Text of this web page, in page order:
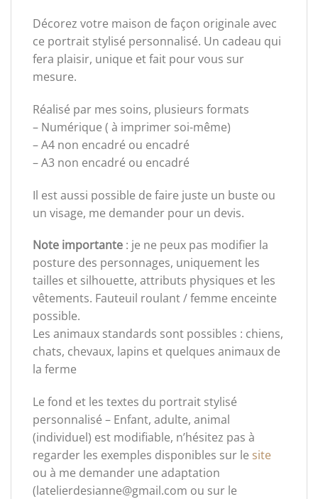
Décorez votre maison de façon originale avec
ce portrait stylisé personnalisé. Un cadeau qui
fera plaisir, unique et fait pour vous sur
mesure.
Réalisé par mes soins, plusieurs formats
– Numérique ( à imprimer soi-même)
– A4 non encadré ou encadré
– A3 non encadré ou encadré
Il est aussi possible de faire juste un buste ou
un visage, me demander pour un devis.
Note importante : je ne peux pas modifier la
posture des personnages, uniquement les
tailles et silhouette, attributs physiques et les
vêtements. Fauteuil roulant / femme enceinte
possible.
Les animaux standards sont possibles : chiens,
chats, chevaux, lapins et quelques animaux de
la ferme
Le fond et les textes du portrait stylisé
personnalisé – Enfant, adulte, animal
(individuel) est modifiable, n’hésitez pas à
regarder les exemples disponibles sur le site
ou à me demander une adaptation
(latelierdesianne@gmail.com ou sur le